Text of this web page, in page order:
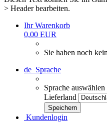
> Header bearbeiten.
Ihr Warenkorb
0,00 EUR
Sie haben noch
de Sprache
Sprache auswählen
Lieferland
Kundenlogin